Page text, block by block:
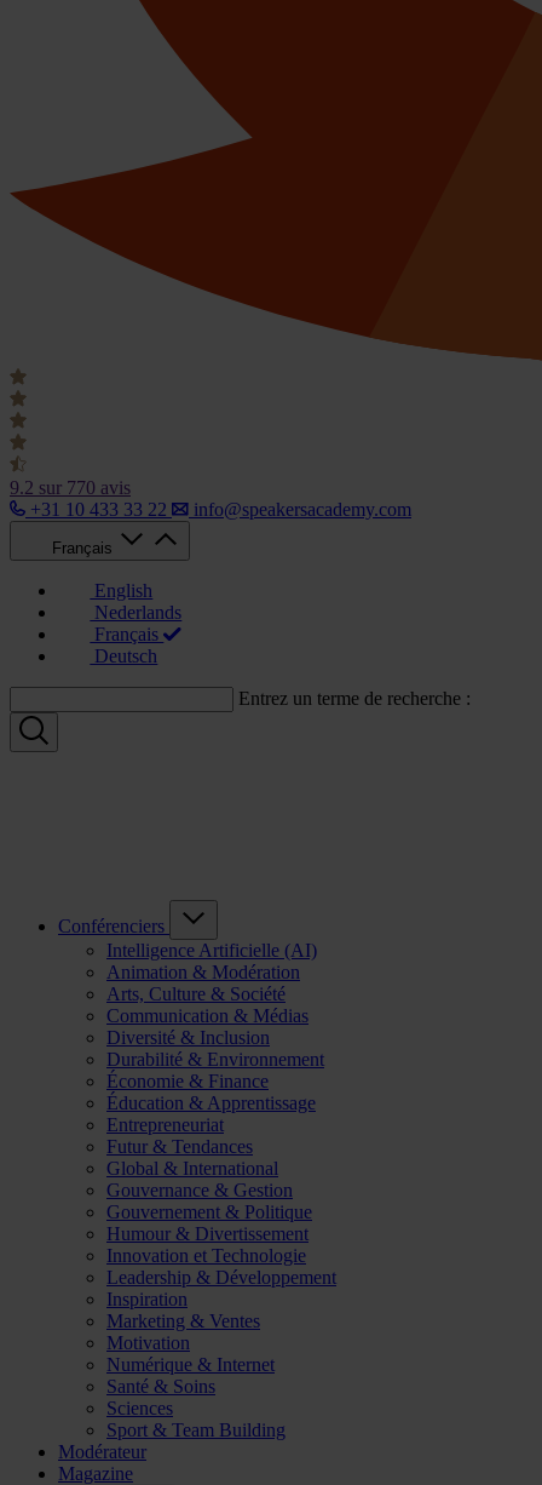
9.2 sur 770 avis
+31 10 433 33 22
info@speakersacademy.com
Français
English
Nederlands
Français
Deutsch
Entrez un terme de recherche :
Conférenciers
Intelligence Artificielle (AI)
Animation & Modération
Arts, Culture & Société
Communication & Médias
Diversité & Inclusion
Durabilité & Environnement
Économie & Finance
Éducation & Apprentissage
Entrepreneuriat
Futur & Tendances
Global & International
Gouvernance & Gestion
Gouvernement & Politique
Humour & Divertissement
Innovation et Technologie
Leadership & Développement
Inspiration
Marketing & Ventes
Motivation
Numérique & Internet
Santé & Soins
Sciences
Sport & Team Building
Modérateur
Magazine